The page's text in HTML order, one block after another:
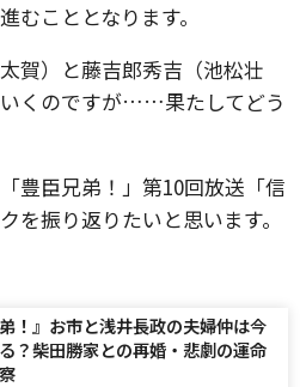
むこととなります。
賀）と藤吉郎秀吉（池松壮
くのですが……果たしてどう
豊臣兄弟！」第10回放送「信
を振り返りたいと思います。
弟！』お市と浅井長政の夫婦仲は今
？柴田勝家との再婚・悲劇の運命